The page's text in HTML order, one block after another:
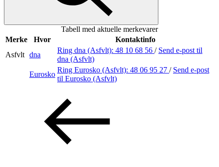
Inspirasjon
Søk
Åpningstider
Praktisk informasjon
Tabell med aktuelle merkevarer
Merke
Hvor
Kontaktinfo
Asfvlt dna
Ring dna (Asfvlt): 48 10 68 56 / Send e-post til
dna (Asfvlt)
Eurosko
Ring Eurosko (Asfvlt): 48 06 95 27 / Send e-post
til Eurosko (Asfvlt)